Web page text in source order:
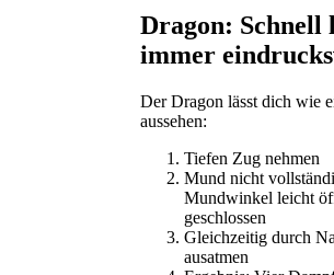
Dragon: Schnell
immer
Der Dragon lässt dich wie
aussehen:
Tiefen Zug nehmen
Mund nicht
Mundwinkel leicht
geschlossen
Gleichzeitig durch
ausatmen